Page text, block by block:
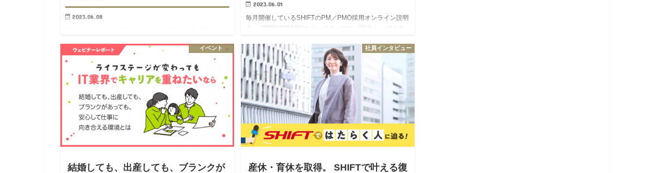
2023.06.08
どのような成長を遂げているのか？いまの活躍の背景に
ある、想いや経験に迫ります！ 川島 株式会社SHIFT サー
ビ…
2023.06.01
毎月開催しているSHIFTのPM／PMO採用オンライン説明
会。 2023年5月24日のトークテーマは「日本トップクラ
る2名の従業員に、入社前後のリアルを語ってもら…
イベント
結婚しても、出産しても、ブランクが
社員インタビュー
産休・育休を取得。 SHIFTで叶える復